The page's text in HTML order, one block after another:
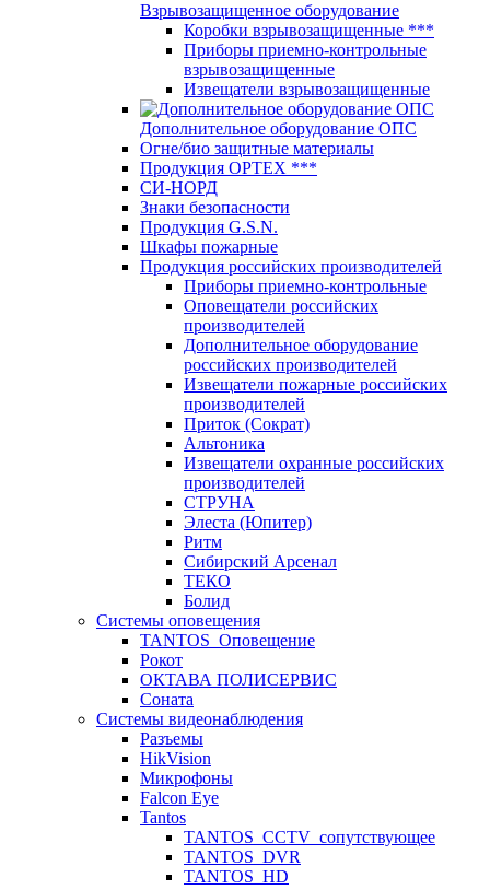
Взрывозащищенное оборудование
Коробки взрывозащищенные ***
Приборы приемно-контрольные
взрывозащищенные
Извещатели взрывозащищенные
Дополнительное оборудование ОПС
Огне/био защитные материалы
Продукция OPTEХ ***
СИ-НОРД
Знаки безопасности
Продукция G.S.N.
Шкафы пожарные
Продукция российских производителей
Приборы приемно-контрольные
Оповещатели российских
производителей
Дополнительное оборудование
российских производителей
Извещатели пожарные российских
производителей
Приток (Сократ)
Альтоника
Извещатели охранные российских
производителей
СТРУНА
Элеста (Юпитер)
Ритм
Сибирский Арсенал
ТЕКО
Болид
Системы оповещения
TANTOS_Оповещение
Рокот
ОКТАВА ПОЛИСЕРВИС
Соната
Системы видеонаблюдения
Разъемы
HikVision
Микрофоны
Falcon Eye
Tantos
TANTOS_CCTV_сопутствующее
TANTOS_DVR
TANTOS_HD